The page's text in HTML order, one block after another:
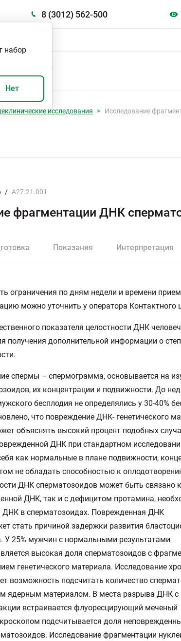
8 (3012) 562-500
набор
Нет
исследования Исследование
/ A27.21.001
фрагментации ДНК
Показания Интерпретация
ограничения по дням недели и времени
можно уточнить у оператора Контактного
показателя целостности ДНК
получения дополнительной информации о
спермы – спермограмма, основывается на
их концентрации и подвижности. До
бесплодия не определялись у 30-40%
что повреждение ДНК- генетического
объяснять высокий процент подобных
ДНК при стандартном
как нормальные в плане подвижности,
не обладать способностью к
ДНК сперматозоидов может быть связано
ДНК, так и с дефицитом протамина,
ДНК в сперматозоидах. Поврежденная ДНК
стать причиной задержки развития
У 25% мужчин с нормальными результатами
высокая доля сперматозоидов с
генетического материала. Исследование
возможность подсчитать количество
ядерным материалом. В места разрыва ДНК
встраивается флуоресцирующий меченый
подсчитывается доля
Исследование фрагментации